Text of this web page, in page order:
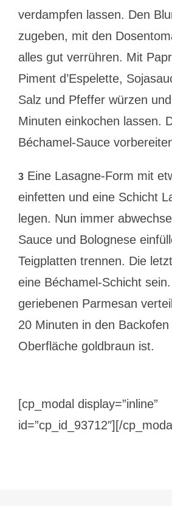
verdampfen lassen. Den
zugeben, mit den
alles gut verrühren. Mit
Piment d’Espelette,
Salz und Pfeffer würzen
Minuten einkochen lassen.
Béchamel-Sauce
3Eine Lasagne-Form mit
einfetten und eine Schicht
legen. Nun immer
Sauce und Bolognese
Teigplatten trennen. Die
eine Béchamel-Schicht
geriebenen Parmesan
20 Minuten in den
Oberfläche goldbraun ist.
[cp_modal display=”inline”
id=”cp_id_93712″][/